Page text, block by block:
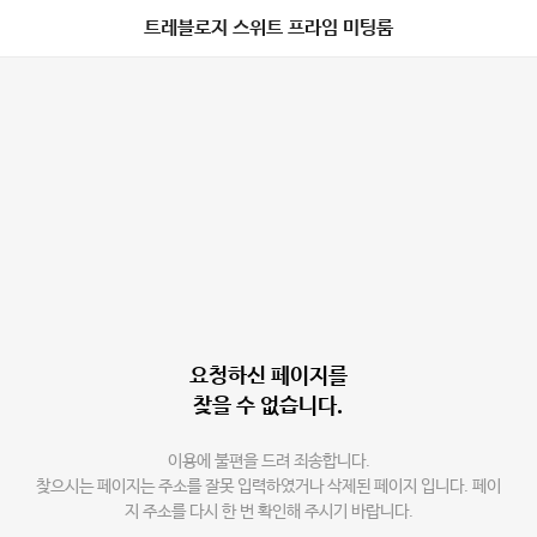
트레블로지 스위트 프라임 미팅룸
요청하신 페이지를
찾을 수 없습니다.
이용에 불편을 드려 죄송합니다.
찾으시는 페이지는 주소를 잘못 입력하였거나 삭제된 페이지 입니다. 페이
지 주소를 다시 한 번 확인해 주시기 바랍니다.